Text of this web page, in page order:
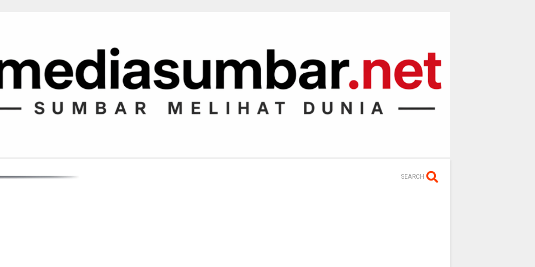
SEARCH